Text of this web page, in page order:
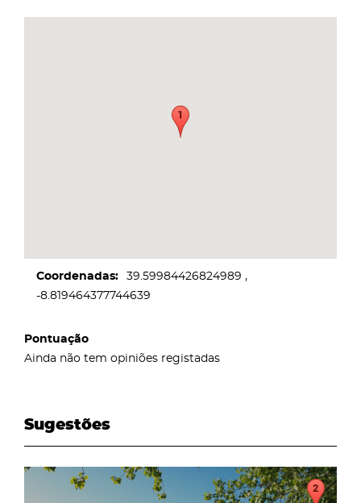
Coordenadas
39.59984426824989
-8.819464377744639
Pontuação
Ainda não tem opiniões registadas
Sugestões
page